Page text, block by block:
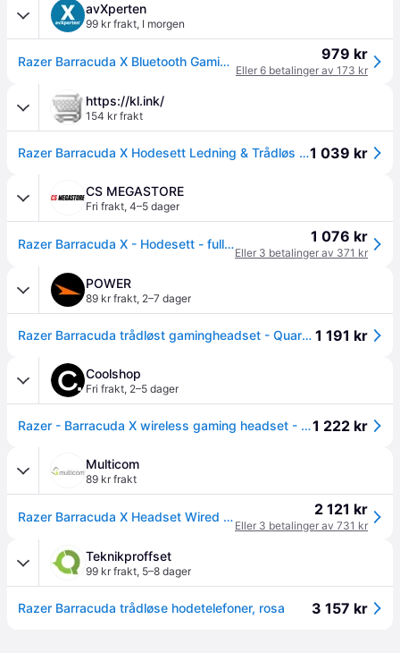
avXperten
99 kr frakt, I morgen
Razer Barracuda X Bluetooth Gaming Headset (50 timer) Rosa 979 kr
Eller 6 betalinger av 173 kr
https://kl.ink/
154 kr frakt
Razer Barracuda X Hodesett Ledning & Trådløs Hodebånd Spilling USB Type-C Bluetooth Rosa1 039 kr
CS MEGASTORE
Fri frakt, 4–5 dager
Razer Barracuda X - Hodesett - full størrelse - Bluetooth / 2,4 GHz radiofrekvens - trådløs, kablet - 3,5 mm jakk, USB-C - lydisolerende - kvarts 1 076 kr
Eller 3 betalinger av 371 kr
POWER
89 kr frakt, 2–7 dager
Razer Barracuda trådløst gamingheadset - Quartz edition 1 191 kr
Coolshop
Fri frakt, 2–5 dager
Razer - Barracuda X wireless gaming headset - Quartz1 222 kr
Multicom
89 kr frakt
Razer Barracuda X Headset Wired & (RZ04-04430300-R3M1) 2 121 kr
Eller 3 betalinger av 731 kr
Teknikproffset
99 kr frakt, 5–8 dager
Razer Barracuda trådløse hodetelefoner, rosa 3 157 kr